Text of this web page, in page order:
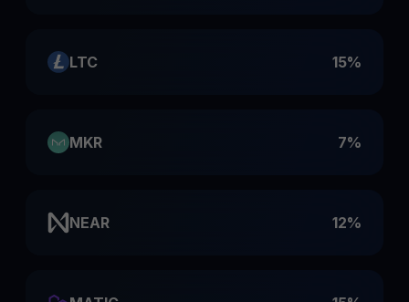
LTC 15%
MKR 7%
NEAR 12%